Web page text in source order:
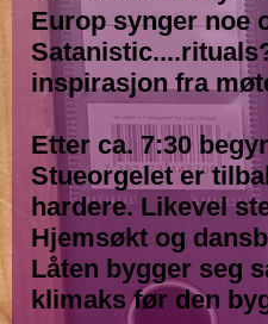
Europ synger noe
inspirasjon fra
Etter ca. 7:30
Stueorgelet er
hardere. Likevel
Hjemsøkt og
Låten bygger seg
klimaks før den